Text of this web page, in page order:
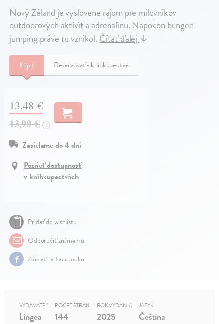
Nový Zéland je vyslovene rajom pre milovníkov
outdoorových aktivít a adrenalínu. Napokon bungee
jumping práve tu vznikol.Čítať ďalej↓
Kúpiť Rezervovať v kníhkupectve
13,48 €
13,90 € ?
Zasielame do 4 dní
Pozrieť dostupnosť
v kníhkupectvách
Pridať do wishlistu
Odporučiť známemu
Zdielať na Facebooku
VYDAVATEĽ
Lingea
POČET STRÁN
144
ROK VYDANIA
2025
JAZYK
Čeština